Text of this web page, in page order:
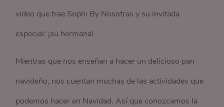
video que trae Sophi By Nosotras y su invitada
especial: ¡su hermana!
Mientras que nos enseñan a hacer un delicioso pan
navideño, nos cuentan muchas de las actividades que
podemos hacer en Navidad. Así que conozcamos la